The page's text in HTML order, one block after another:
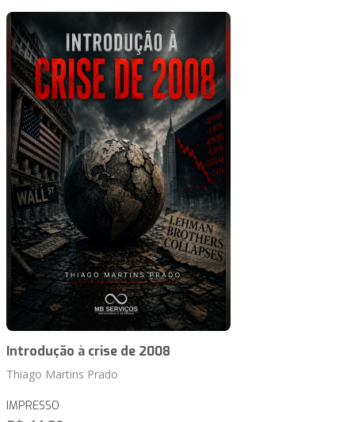
Introdução à crise de 2008
Thiago Martins Prado
IMPRESSO